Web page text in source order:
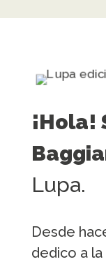
¡Hola!
Lupa.
Desde
dedico a